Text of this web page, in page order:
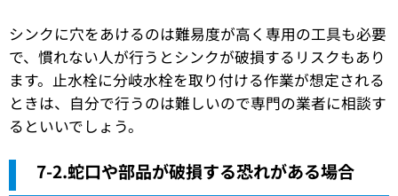
シンクに穴をあけるのは難易度が高く専用の工具も必要
で、慣れない人が行うとシンクが破損するリスクもあり
ます。止水栓に分岐水栓を取り付ける作業が想定される
ときは、自分で行うのは難しいので専門の業者に相談す
るといいでしょう。
7-2.蛇口や部品が破損する恐れがある場合